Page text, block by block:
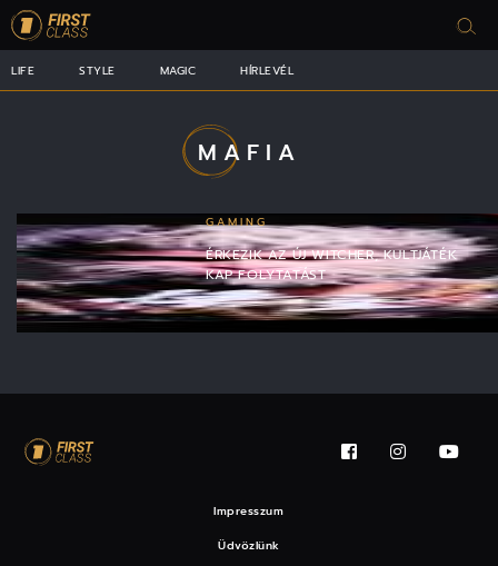
LIFE STYLE MAGIC HÍRLEVÉL
MAFIA
GAMING
ÉRKEZIK AZ ÚJ WITCHER, KULTJÁTÉK
KAP FOLYTATÁST
Impresszum
Üdvözlünk